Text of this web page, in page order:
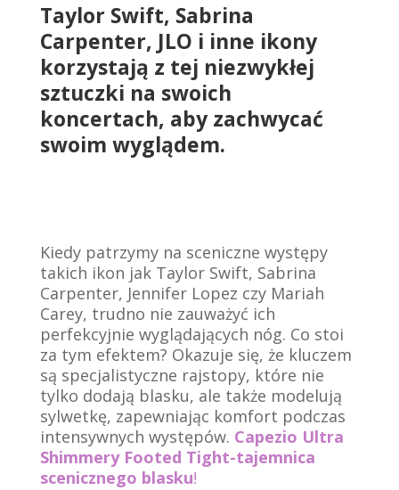
Taylor Swift, Sabrina
Carpenter, JLO i inne ikony
korzystają z tej niezwykłej
sztuczki na swoich
koncertach, aby zachwycać
swoim wyglądem.
Kiedy patrzymy na sceniczne występy
takich ikon jak Taylor Swift, Sabrina
Carpenter, Jennifer Lopez czy Mariah
Carey, trudno nie zauważyć ich
perfekcyjnie wyglądających nóg. Co stoi
za tym efektem? Okazuje się, że kluczem
są specjalistyczne rajstopy, które nie
tylko dodają blasku, ale także modelują
sylwetkę, zapewniając komfort podczas
intensywnych występów. Capezio Ultra
Shimmery Footed Tight-tajemnica
scenicznego blasku!